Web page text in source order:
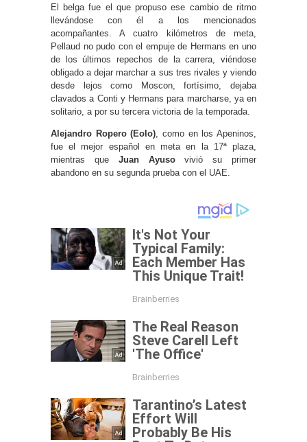
El belga fue el que propuso ese cambio de ritmo
llevándose con él a los mencionados
acompañantes. A cuatro kilómetros de meta,
Pellaud no pudo con el empuje de Hermans en uno
de los últimos repechos de la carrera, viéndose
obligado a dejar marchar a sus tres rivales y viendo
desde lejos como Moscon, fortísimo, dejaba
clavados a Conti y Hermans para marcharse, ya en
solitario, a por su tercera victoria de la temporada.
Alejandro Ropero (Eolo) , como en los Apeninos,
fue el mejor español en meta en la 17ª plaza,
mientras que Juan Ayusovivió su primer
abandono en su segunda prueba con el UAE.